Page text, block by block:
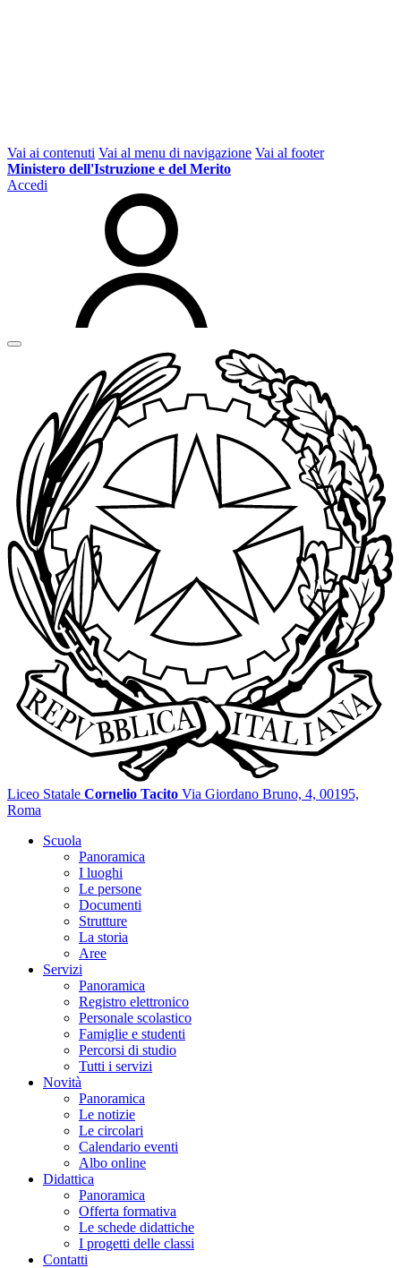
Vai ai contenuti Vai al menu di navigazione Vai al footer
Ministero dell'Istruzione e del Merito
Accedi
Liceo Statale Cornelio Tacito Via Giordano Bruno, 4, 00195,
Roma
Scuola
Panoramica
I luoghi
Le persone
Documenti
Strutture
La storia
Aree
Servizi
Panoramica
Registro elettronico
Personale scolastico
Famiglie e studenti
Percorsi di studio
Tutti i servizi
Novità
Panoramica
Le notizie
Le circolari
Calendario eventi
Albo online
Didattica
Panoramica
Offerta formativa
Le schede didattiche
I progetti delle classi
Contatti